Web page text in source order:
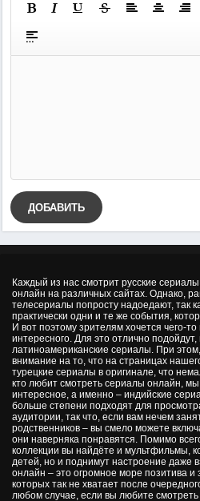
ДОБАВИТЬ
Каждый из нас смотрит русские
онлайн на различных сайтах. Однако,
телесериалы попросту надоедают, так
практически одни и те же события,
И вот поэтому зрителям хочется чего-то
интересного. Для это отлично подойдут,
латиноамериканские сериалы. При
внимание на то, что на страницах
турецкие сериалы в оригинале, что
кто любит смотреть сериалы онлайн, мы
интересное, а именно – индийские
больше степени подходят для
аудитории, так что, если вам нечем
родственников – вы смело можете
они наверняка понравятся. Помимо
коллекции вы найдёте и мультфильмы,
детей, но и поднимут настроение даже
онлайн – это огромное море позитива
которых так не хватает после
любом случае, если вы любите